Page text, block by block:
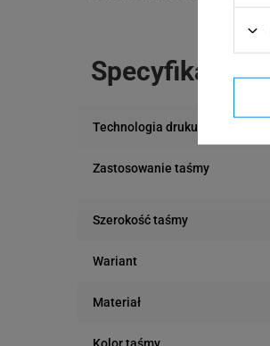
Specyfikacja
Technologia druku
Zastosowanie taśmy
Szerokość taśmy
Wariant
Materiał
Kolor taśmy